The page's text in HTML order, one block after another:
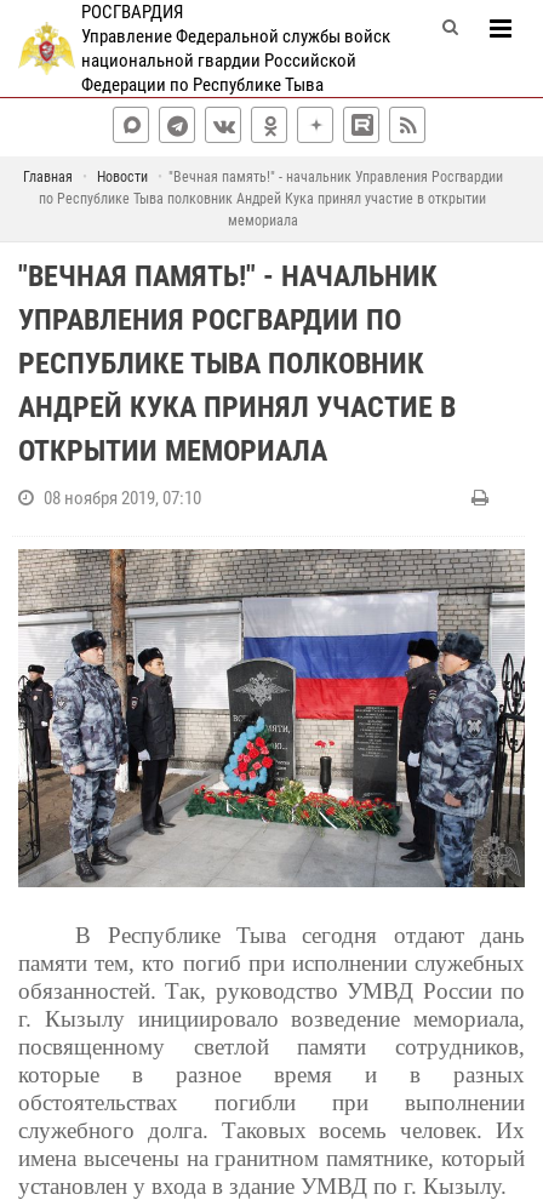
РОСГВАРДИЯ
Управление Федеральной службы войск
национальной гвардии Российской
Федерации по Республике Тыва
Главная Новости
"Вечная память!" - начальник Управления Росгвардии
по Республике Тыва полковник Андрей Кука принял участие в открытии
мемориала
"ВЕЧНАЯ ПАМЯТЬ!" - НАЧАЛЬНИК
УПРАВЛЕНИЯ РОСГВАРДИИ ПО
РЕСПУБЛИКЕ ТЫВА ПОЛКОВНИК
АНДРЕЙ КУКА ПРИНЯЛ УЧАСТИЕ В
ОТКРЫТИИ МЕМОРИАЛА
08 ноября 2019, 07:10
В Республике Тыва сегодня отдают дань
памяти тем, кто погиб при исполнении служебных
обязанностей. Так, руководство УМВД России по
г. Кызылу инициировало возведение мемориала,
посвященному светлой памяти сотрудников,
которые в разное время и в разных
обстоятельствах погибли при выполнении
служебного долга. Таковых восемь человек. Их
имена высечены на гранитном памятнике, который
установлен у входа в здание УМВД по г. Кызылу.